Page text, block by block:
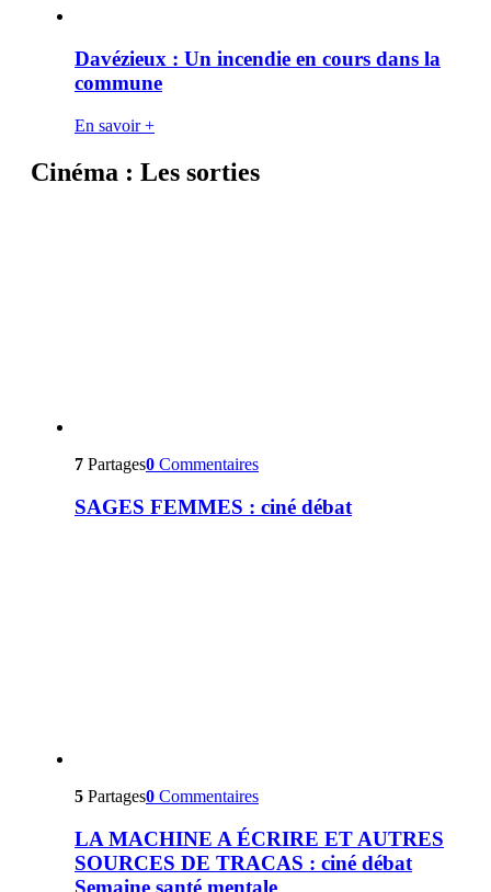
Davézieux : Un incendie en cours dans la
commune
En savoir +
Cinéma : Les sorties
7 Partages0 Commentaires
SAGES FEMMES : ciné débat
5 Partages0 Commentaires
LA MACHINE A ÉCRIRE ET AUTRES
SOURCES DE TRACAS : ciné débat
Semaine santé mentale